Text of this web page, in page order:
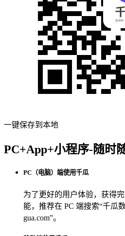
一键保存到本地
PC+App+小程序-随时
PC（电脑）端使用千瓜
为了更好的用户体验，获得
能，推荐在 PC 端搜索“千瓜
gua.com”。